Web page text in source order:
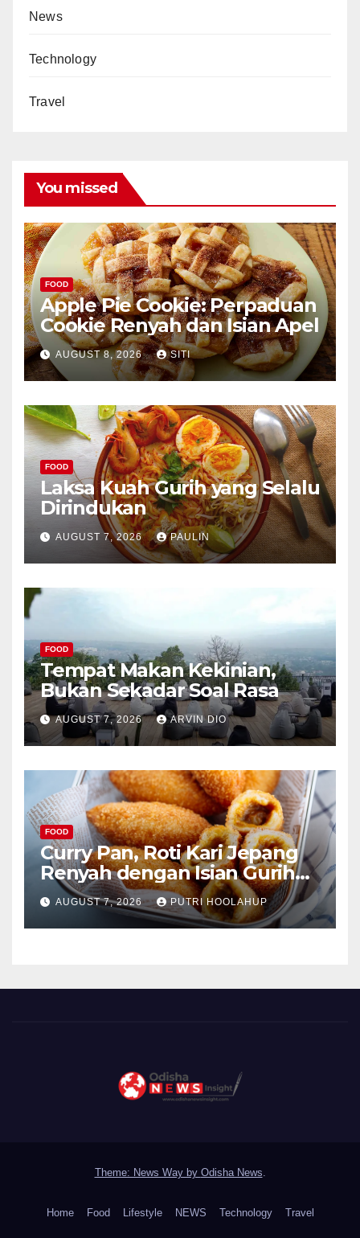
News
Technology
Travel
You missed
FOOD
Apple Pie Cookie: Perpaduan
Cookie Renyah dan Isian Apel
AUGUST 8, 2026 SITI
FOOD
Laksa Kuah Gurih yang Selalu
Dirindukan
AUGUST 7, 2026 PAULIN
FOOD
Tempat Makan Kekinian,
Bukan Sekadar Soal Rasa
AUGUST 7, 2026 ARVIN DIO
FOOD
Curry Pan, Roti Kari Jepang
Renyah dengan Isian Gurih
Menggoda
AUGUST 7, 2026 PUTRI HOOLAHUP
Theme: News Way by Odisha News
Home Food Lifestyle NEWS Technology Travel